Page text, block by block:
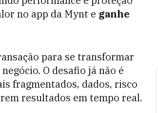
no app da Mynt e ganhe
para se transformar
O desafio já não é
fragmentados, dados, risco
resultados em tempo real.